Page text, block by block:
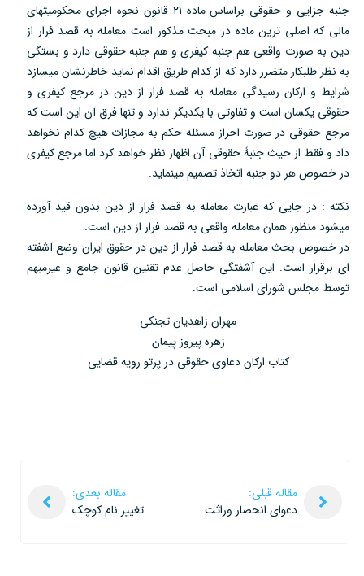
جنبه جزایی و حقوقی براساس ماده ۲۱ قانون نحوه اجرای محکومیتهای
مالی که اصلی ترین ماده در مبحث مذکور است معامله به قصد فرار از
دین به صورت واقعی هم جنبه کیفری و هم جنبه حقوقی دارد و بستگی
به نظر طلبکار متضرر دارد که از کدام طریق اقدام نماید خاطرنشان میسازد
شرایط و ارکان رسیدگی معامله به قصد فرار از دین در مرجع کیفری و
حقوقی یکسان است و تفاوتی با یکدیگر ندارد و تنها فرق آن این است که
مرجع حقوقی در صورت احراز مسئله حکم به مجازات هیچ کدام نخواهد
داد و فقط از حیث جنبۀ حقوقی آن اظهار نظر خواهد کرد اما مرجع کیفری
در خصوص هر دو جنبه اتخاذ تصمیم مینماید.
نکته : در جایی که عبارت معامله به قصد فرار از دین بدون قید آورده
میشود منظور همان معامله واقعی به قصد فرار از دین است.
در خصوص بحث معامله به قصد فرار از دین در حقوق ایران وضع آشفته
ای برقرار است. این آشفتگی حاصل عدم تقنين قانون جامع و غیرمبهم
توسط مجلس شورای اسلامی است.
مهران زاهدیان تجنکی
زهره پیروز پیمان
کتاب ارکان دعاوی حقوقی در پرتو رویه قضایی
مقاله قبلی:
دعوای انحصار وراثت
مقاله بعدی:
تغییر نام کوچک